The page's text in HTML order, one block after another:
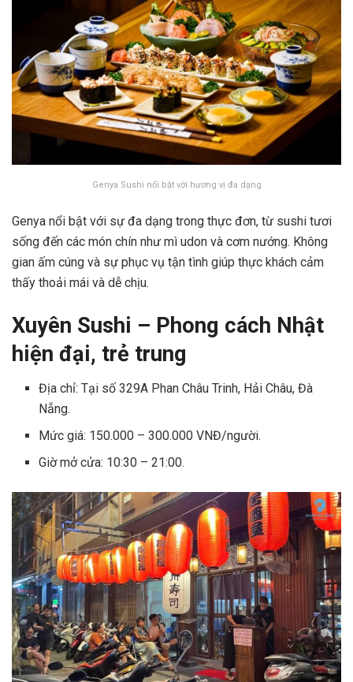
Genya Sushi nổi bật với hương vị đa dạng
Genya nổi bật với sự đa dạng trong thực đơn, từ sushi tươi
sống đến các món chín như mì udon và cơm nướng. Không
gian ấm cúng và sự phục vụ tận tình giúp thực khách cảm
thấy thoải mái và dễ chịu.
Xuyên Sushi – Phong cách Nhật
hiện đại, trẻ trung
Địa chỉ: Tại số 329A Phan Châu Trinh, Hải Châu, Đà
Nẵng.
Mức giá: 150.000 – 300.000 VNĐ/người.
Giờ mở cửa: 10:30 – 21:00.